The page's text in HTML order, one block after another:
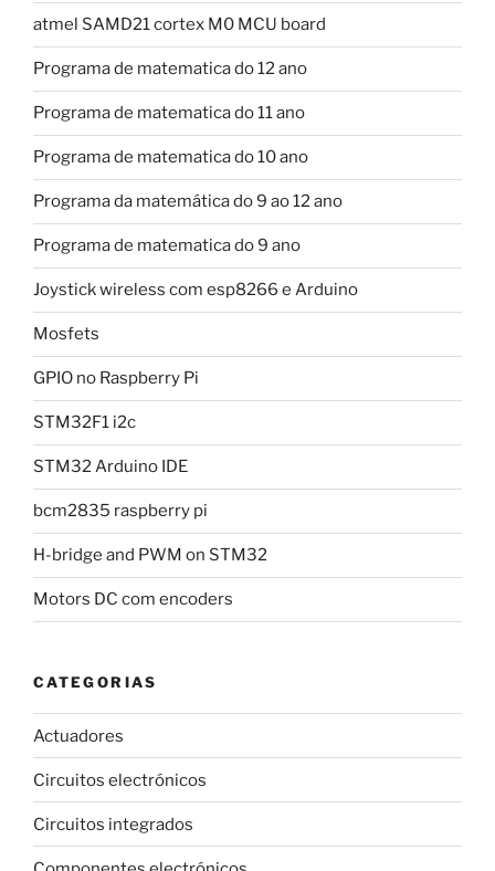
atmel SAMD21 cortex M0 MCU board
Programa de matematica do 12 ano
Programa de matematica do 11 ano
Programa de matematica do 10 ano
Programa da matemática do 9 ao 12 ano
Programa de matematica do 9 ano
Joystick wireless com esp8266 e Arduino
Mosfets
GPIO no Raspberry Pi
STM32F1 i2c
STM32 Arduino IDE
bcm2835 raspberry pi
H-bridge and PWM on STM32
Motors DC com encoders
CATEGORIAS
Actuadores
Circuitos electrónicos
Circuitos integrados